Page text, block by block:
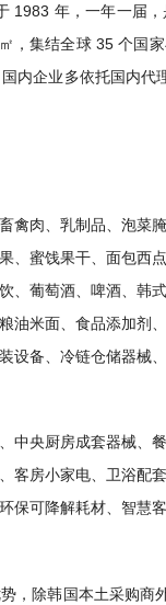
1983 年，一年一届
，集结全球 35 个国
内企业多依托国内
禽肉、乳制品、泡菜
、蜜饯果干、面包西点
、葡萄酒、啤酒、韩
油米面、食品添加剂
设备、冷链仓储器械
中央厨房成套器械、
客房小家电、卫浴配套
保可降解耗材、智慧
势，除韩国本土采购